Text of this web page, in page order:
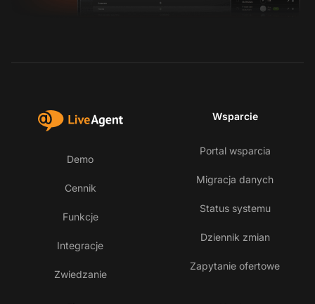
Demo
Cennik
Funkcje
Integracje
Zwiedzanie
Wsparcie
Portal wsparcia
Migracja danych
Status systemu
Dziennik zmian
Zapytanie ofertowe